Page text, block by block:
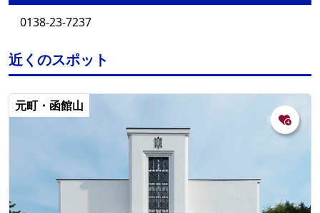
0138-23-7237
近くのスポット
元町・函館山